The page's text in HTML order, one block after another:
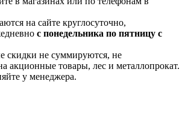
на сайте круглосуточно,
с понедельника по пятницу с
скидки не суммируются, не
акционные товары, лес и металлопрокат.
у менеджера.